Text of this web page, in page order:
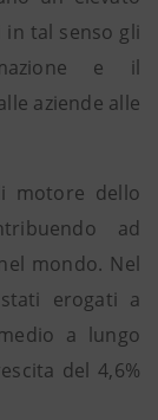
in tal senso gli
e il
aziende alle
motore dello
ad
mondo. Nel
erogati a
a lungo
del 4,6%